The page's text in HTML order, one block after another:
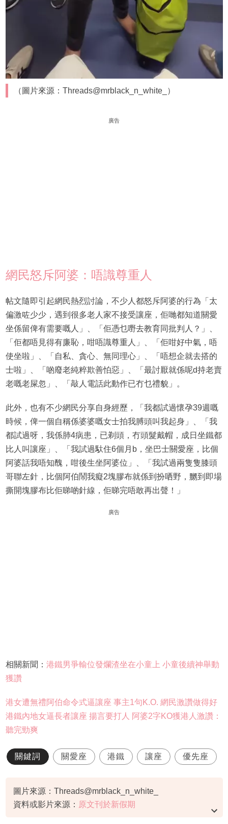
（圖片來源：Threads@mrblack_n_white_）
廣告
網民怒斥阿婆：唔識尊重人
帖文隨即引起網民熱烈討論，不少人都怒斥阿婆的行為「太
偏激咗少少，遇到很多老人家不接受讓座，佢哋都知道關愛
坐係留俾有需要嘅人」、「佢憑乜嘢去教育同批判人？」、
「佢都唔見得有廉恥，咁唔識尊重人」、「佢咁好中氣，唔
使坐啦」、「自私、貪心、無同理心」、「唔想企就去搭的
士啦」、「啲廢老純粹欺善怕惡」、「最討厭就係呢d持老賣
老嘅老屎忽」、「敲人電話此動作已冇乜禮貌」。
此外，也有不少網民分享自身經歷，「我都試過懷孕39週嘅
時候，俾一個自稱係婆婆嘅女士拍我膊頭叫我起身」、「我
都試過呀，我係肺4病患，已剃頭，冇頭髮戴帽，成日坐鐵都
比人叫讓座」、「我試過馱住6個月b，坐巴士關愛座，比個
阿婆話我唔知醜，咁後生坐阿婆位」、「我試過兩隻隻膝頭
哥聯左針，比個阿伯鬧我癡2塊膠布就係到扮哂野，嬲到即場
撕開塊膠布比佢睇啲針線，佢睇完唔敢再出聲！」
廣告
相關新聞： 港鐵男爭輸位發爛渣坐在小童上 小童後續神舉動
獲讚
港女遭無禮阿伯命令式逼讓座 事主1句K.O. 網民激讚做得好
港鐵內地女逼長者讓座 揚言要打人 阿婆2字KO獲港人激讚：
聽完勁爽
關鍵詞 關愛座 港鐵 讓座 優先座
圖片來源：Threads@mrblack_n_white_
資料或影片來源： 原文刊於新假期